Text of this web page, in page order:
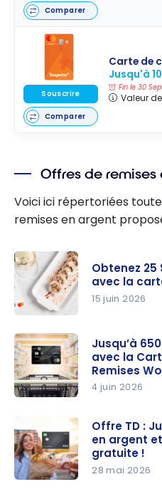
Comparer
Carte de
Jusqu'à
Fin le 30
Valeur
Souscrire
Comparer
Offres de remises
Voici ici répertoriées
remises en argent
25 $ de
remise en
argent
avec la
Mastercar
d Neo
Obtenez 25
avec la
15 juin 2026
remise en
argent
avec la
Jusqu’à
avec la
Remises
4 juin 2026
Offre TD :
en argent
gratuite !
28 mai 2026